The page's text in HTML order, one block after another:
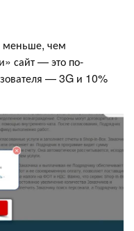
меньше, чем
сайт — это по-
— 3G и 10%